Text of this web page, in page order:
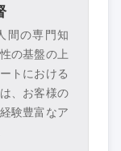
間の専門知
の基盤の上
トにおける
、お客様の
験豊富なア